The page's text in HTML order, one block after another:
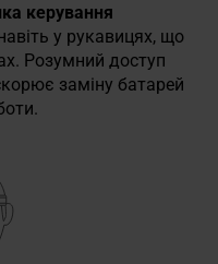
керування
у рукавицях, що
Розумний доступ
заміну батарей